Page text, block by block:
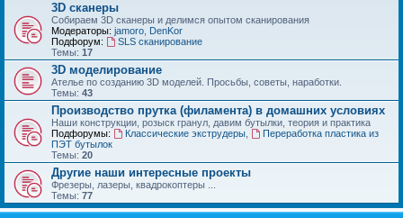
3D сканеры
Собираем 3D сканеры и делимся опытом сканирования
Модераторы: jamoro DenKor
Подфорум:
SLS сканирование
Темы: 17
3D моделирование
Ателье по созданию 3D моделей. Просьбы, советы, наработки.
Темы: 43
Производство прутка (филамента) в домашних условиях
Наши конструкции, розыск гранул, давим бутылки, теория и практика
Подфорумы:
Классические экструдеры,
Переработка пластика из
ПЭТ бутылок
Темы: 20
Другие наши интересные проекты
Фрезеры, лазеры, квадрокоптеры ...
Темы: 77